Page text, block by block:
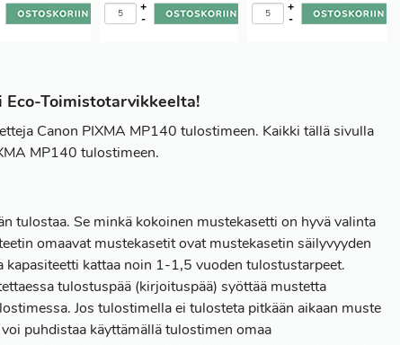
-
+
-
+
Toimistotarvikkeelta!
Canon PIXMA MP140 tulostimeen. Kaikki tällä sivulla
MP140 tulostimeen.
tulostaa. Se minkä kokoinen mustekasetti on hyvä valinta
omaavat mustekasetit ovat mustekasetin säilyvyyden
kattaa noin 1-1,5 vuoden tulostustarpeet.
tulostuspää (kirjoituspää) syöttää mustetta
Jos tulostimella ei tulosteta pitkään aikaan muste
puhdistaa käyttämällä tulostimen omaa